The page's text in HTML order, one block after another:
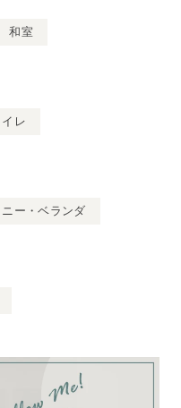
和室
イレ
ー・ベランダ